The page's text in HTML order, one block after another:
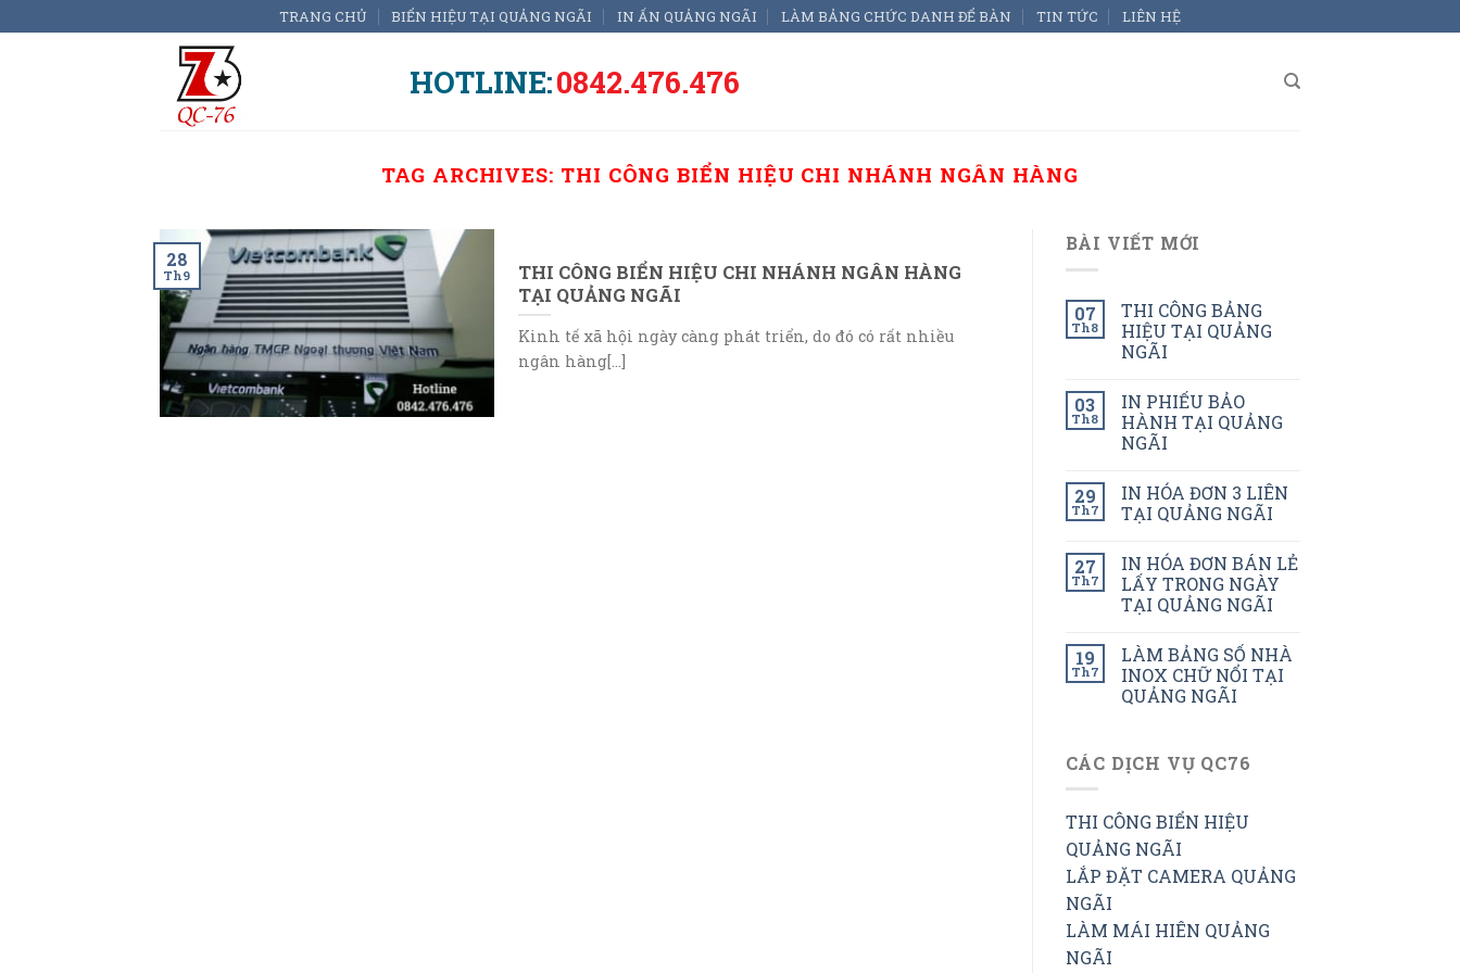
to
TRANG CHỦ BIỂN HIỆU TẠI QUẢNG NGÃI IN ẤN QUẢNG NGÃI LÀM BẢNG CHỨC DANH ĐỂ BÀN TIN TỨC LIÊN HỆ
HOTLINE:0842.476.476
TAG ARCHIVES: THI CÔNG BIỂN HIỆU CHI NHÁNH NGÂN HÀNG
THI CÔNG BIỂN HIỆU CHI NHÁNH NGÂN HÀNG
TẠI QUẢNG NGÃI
Kinh tế xã hội ngày càng phát triển, do đó có rất nhiều
ngân hàng[...]
28
Th9
BÀI VIẾT MỚI
07
Th8
THI CÔNG BẢNG
HIỆU TẠI QUẢNG
NGÃI
03
Th8
IN PHIẾU BẢO
HÀNH TẠI QUẢNG
NGÃI
29
Th7
IN HÓA ĐƠN 3 LIÊN
TẠI QUẢNG NGÃI
27
Th7
IN HÓA ĐƠN BÁN LẺ
LẤY TRONG NGÀY
TẠI QUẢNG NGÃI
19
Th7
LÀM BẢNG SỐ NHÀ
INOX CHỮ NỔI TẠI
QUẢNG NGÃI
CÁC DỊCH VỤ QC76
THI CÔNG BIỂN HIỆU
QUẢNG NGÃI
LẮP ĐẶT CAMERA QUẢNG
NGÃI
LÀM MÁI HIÊN QUẢNG
NGÃI